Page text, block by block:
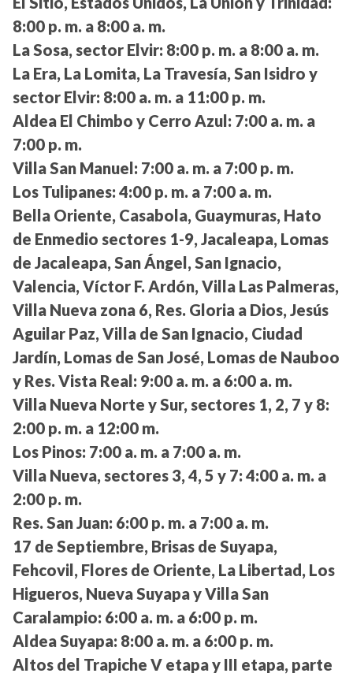
8:00 p. m. a 8:00 a. m.
La Sosa, sector Elvir: 8:00 p. m. a 8:00 a. m.
La Era, La Lomita, La Travesía, San Isidro y
sector Elvir: 8:00 a. m. a 11:00 p. m.
Aldea El Chimbo y Cerro Azul: 7:00 a. m. a
7:00 p. m.
Villa San Manuel: 7:00 a. m. a 7:00 p. m.
Los Tulipanes: 4:00 p. m. a 7:00 a. m.
Bella Oriente, Casabola, Guaymuras, Hato
de Enmedio sectores 1-9, Jacaleapa, Lomas
de Jacaleapa, San Ángel, San Ignacio,
Valencia, Víctor F. Ardón, Villa Las Palmeras,
Villa Nueva zona 6, Res. Gloria a Dios, Jesús
Aguilar Paz, Villa de San Ignacio, Ciudad
Jardín, Lomas de San José, Lomas de Nauboo
y Res. Vista Real: 9:00 a. m. a 6:00 a. m.
Villa Nueva Norte y Sur, sectores 1, 2, 7 y 8:
2:00 p. m. a 12:00 m.
Los Pinos: 7:00 a. m. a 7:00 a. m.
Villa Nueva, sectores 3, 4, 5 y 7: 4:00 a. m. a
2:00 p. m.
Res. San Juan: 6:00 p. m. a 7:00 a. m.
17 de Septiembre, Brisas de Suyapa,
Fehcovil, Flores de Oriente, La Libertad, Los
Higueros, Nueva Suyapa y Villa San
Caralampio: 6:00 a. m. a 6:00 p. m.
Aldea Suyapa: 8:00 a. m. a 6:00 p. m.
Altos del Trapiche V etapa y III etapa, parte